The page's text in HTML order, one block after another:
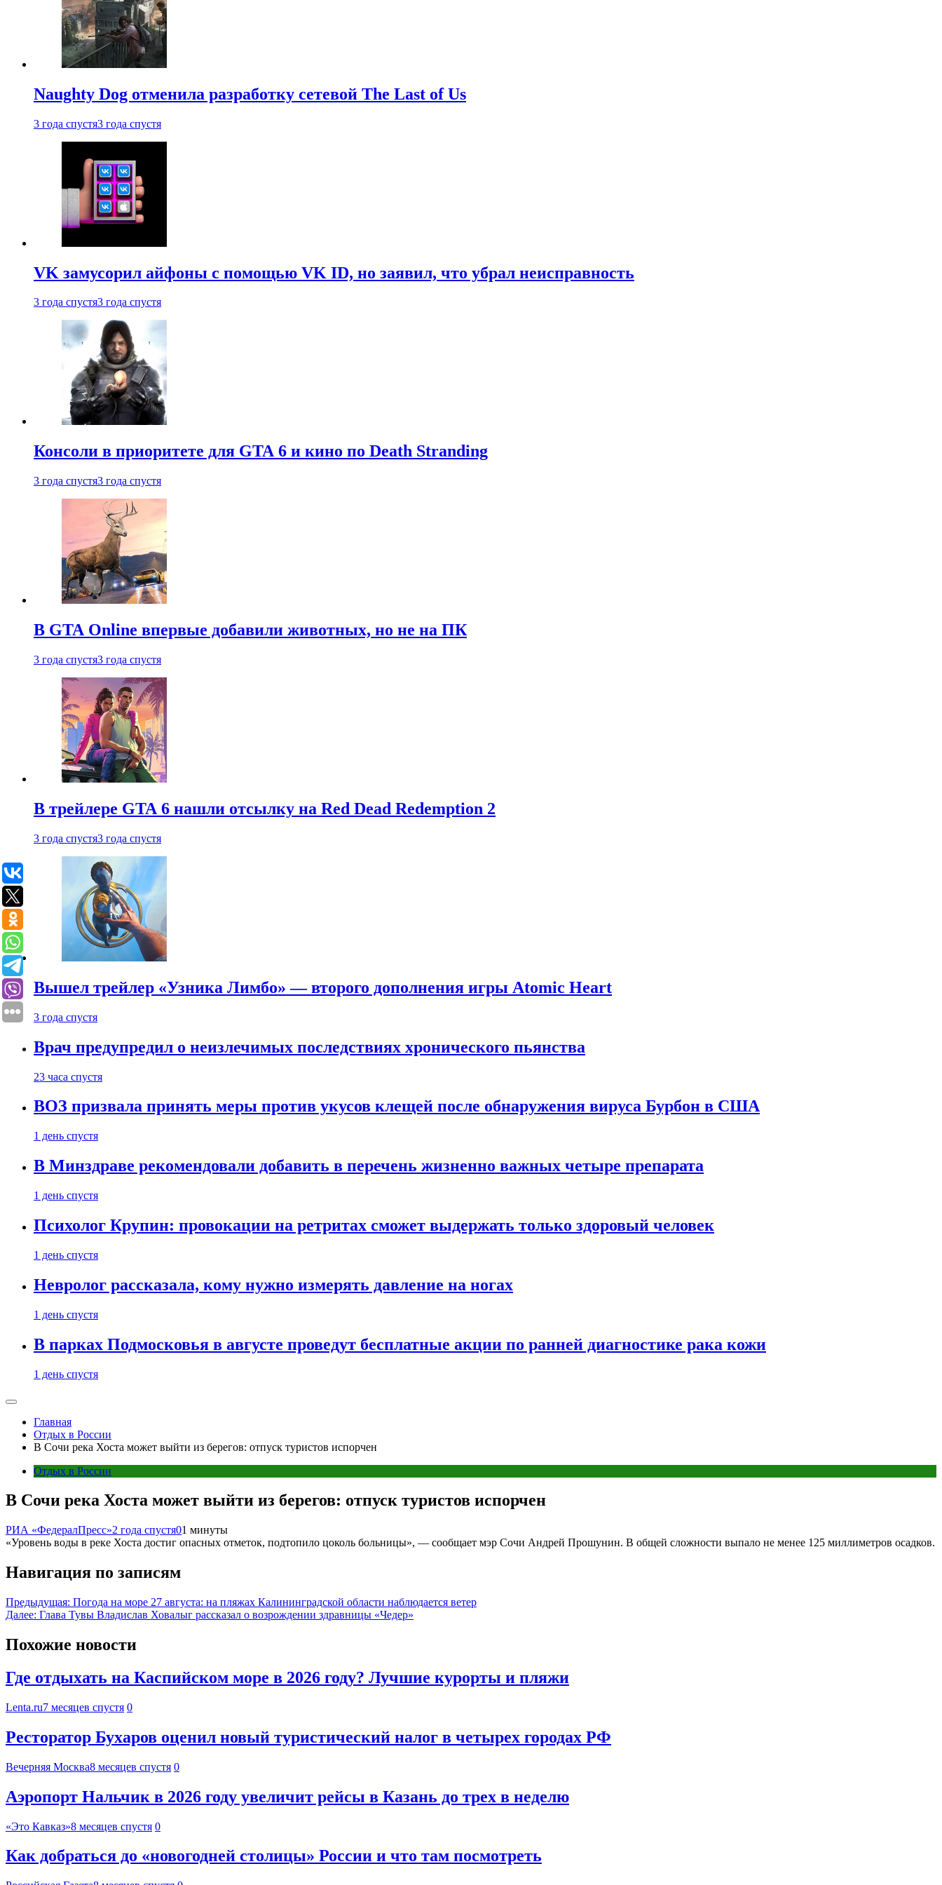
Naughty Dog отменила разработку сетевой The Last of Us
3 года спустя3 года спустя
VK замусорил айфоны с помощью VK ID, но заявил, что убрал неисправность
3 года спустя3 года спустя
Консоли в приоритете для GTA 6 и кино по Death Stranding
3 года спустя3 года спустя
В GTA Online впервые добавили животных, но не на ПК
3 года спустя3 года спустя
В трейлере GTA 6 нашли отсылку на Red Dead Redemption 2
3 года спустя3 года спустя
Вышел трейлер «Узника Лимбо» — второго дополнения игры Atomic Heart
3 года спустя
Врач предупредил о неизлечимых последствиях хронического пьянства
23 часа спустя
ВОЗ призвала принять меры против укусов клещей после обнаружения вируса Бурбон в США
1 день спустя
В Минздраве рекомендовали добавить в перечень жизненно важных четыре препарата
1 день спустя
Психолог Крупин: провокации на ретритах сможет выдержать только здоровый человек
1 день спустя
Невролог рассказала, кому нужно измерять давление на ногах
1 день спустя
В парках Подмосковья в августе проведут бесплатные акции по ранней диагностике рака кожи
1 день спустя
Главная
Отдых в России
В Сочи река Хоста может выйти из берегов: отпуск туристов испорчен
Отдых в России
В Сочи река Хоста может выйти из берегов: отпуск туристов испорчен
РИА «ФедералПресс»2 года спустя01 минуты
«Уровень воды в реке Хоста достиг опасных отметок, подтопило цоколь больницы», — сообщает мэр Сочи Андрей Прошунин. В общей сложности выпало не менее 125 миллиметров осадков.
Навигация по записям
Предыдущая: Погода на море 27 августа: на пляжах Калининградской области наблюдается ветер
Далее: Глава Тувы Владислав Ховалыг рассказал о возрождении здравницы «Чедер»
Похожие новости
Где отдыхать на Каспийском море в 2026 году? Лучшие курорты и пляжи
Lenta.ru7 месяцев спустя 0
Ресторатор Бухаров оценил новый туристический налог в четырех городах РФ
Вечерняя Москва8 месяцев спустя 0
Аэропорт Нальчик в 2026 году увеличит рейсы в Казань до трех в неделю
«Это Кавказ»8 месяцев спустя 0
Как добраться до «новогодней столицы» России и что там посмотреть